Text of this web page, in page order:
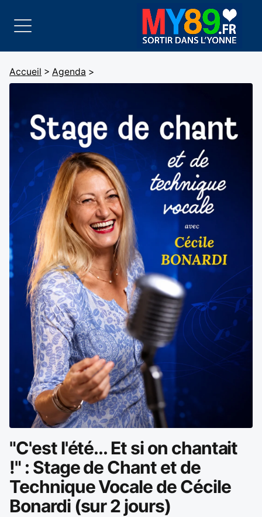
Accueil > Agenda >
"C'est l'été... Et si on chantait
!" : Stage de Chant et de
Technique Vocale de Cécile
Bonardi (sur 2 jours)